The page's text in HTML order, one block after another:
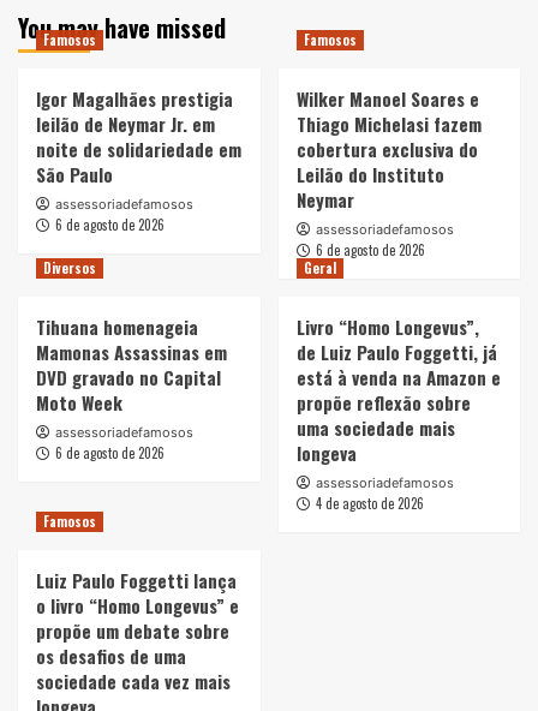
You may have missed
Famosos
Igor Magalhães prestigia
leilão de Neymar Jr. em
noite de solidariedade em
São Paulo
assessoriadefamosos
6 de agosto de 2026
Famosos
Wilker Manoel Soares e
Thiago Michelasi fazem
cobertura exclusiva do
Leilão do Instituto
Neymar
assessoriadefamosos
6 de agosto de 2026
Diversos
Tihuana homenageia
Mamonas Assassinas em
DVD gravado no Capital
Moto Week
assessoriadefamosos
6 de agosto de 2026
Geral
Livro “Homo Longevus”,
de Luiz Paulo Foggetti, já
está à venda na Amazon e
propõe reflexão sobre
uma sociedade mais
longeva
assessoriadefamosos
4 de agosto de 2026
Famosos
Luiz Paulo Foggetti lança
o livro “Homo Longevus” e
propõe um debate sobre
os desafios de uma
sociedade cada vez mais